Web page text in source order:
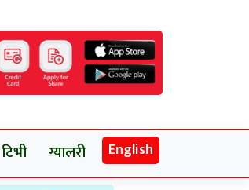
टिभी ग्यालरी English